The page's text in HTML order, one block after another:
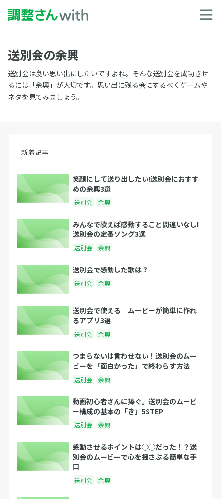
送別会の余興
送別会は良い思い出にしたいですよね。そんな送別会を成功させ
るには「余興」が大切です。思い出に残る会にするべくゲームや
ネタを見てみましょう。
新着記事
笑顔にして送り出したい!送別会におすす
めの余興3選
送別会 余興
みんなで歌えば感動すること間違いなし!
送別会の定番ソング3選
送別会 余興
送別会で感動した歌は？
送別会 余興
送別会で使える ムービーが簡単に作れ
るアプリ3選
送別会 余興
つまらないは言わせない！送別会のムー
ビーを「面白かった」で終わらす方法
送別会 余興
動画初心者さんに捧ぐ。送別会のムービ
ー構成の基本の「き」5STEP
送別会 余興
感動させるポイントは◯◯だった！？送
別会のムービーで心を揺さぶる簡単な手
口
送別会 余興